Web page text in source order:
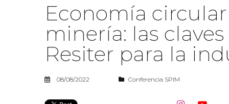
Economía
minería: las
Resiter para la
08/08/2022 Conferencia SPIM